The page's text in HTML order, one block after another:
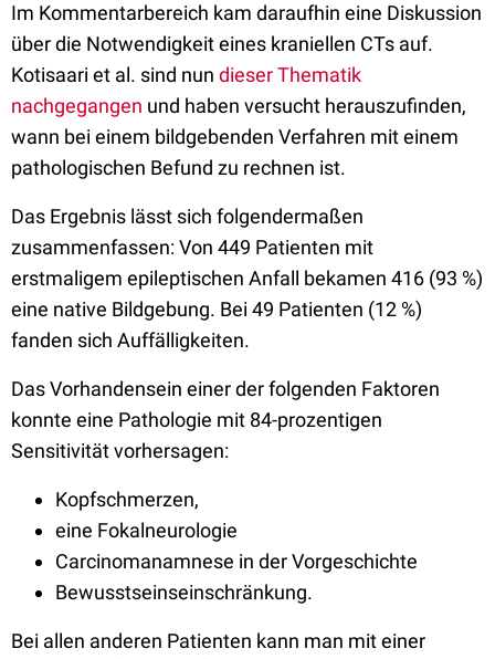
Im Kommentarbereich kam daraufhin eine Diskussion
über die Notwendigkeit eines kraniellen CTs auf.
Kotisaari et al. sind nun dieser Thematik
nachgegangen und haben versucht herauszufinden,
wann bei einem bildgebenden Verfahren mit einem
pathologischen Befund zu rechnen ist.
Das Ergebnis lässt sich folgendermaßen
zusammenfassen: Von 449 Patienten mit
erstmaligem epileptischen Anfall bekamen 416 (93 %)
eine native Bildgebung. Bei 49 Patienten (12 %)
fanden sich Auffälligkeiten.
Das Vorhandensein einer der folgenden Faktoren
konnte eine Pathologie mit 84-prozentigen
Sensitivität vorhersagen:
Kopfschmerzen,
eine Fokalneurologie
Carcinomanamnese in der Vorgeschichte
Bewusstseinseinschränkung.
Bei allen anderen Patienten kann man mit einer